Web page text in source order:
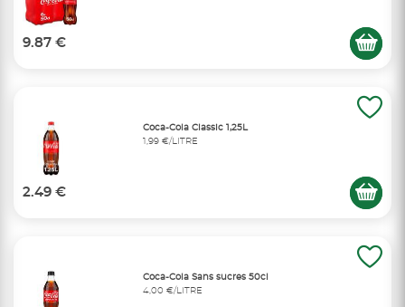
9.87 €
Coca-Cola Classic 1,25L
1,99 €/LITRE
2.49 €
Coca-Cola Sans sucres 50cl
4,00 €/LITRE